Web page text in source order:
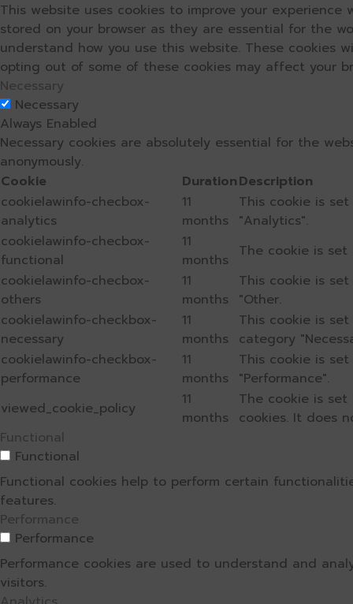
This website uses cookies to improve your
stored on your browser as they are essential for the
understand how you use this website. These cookies
opting out of some of these cookies may affect your
Necessary
Necessary
Always Enabled
Necessary cookies are absolutely essential for the
anonymously.
Cookie
DurationDescription
cookielawinfo-checbox-
analytics
11
months
This cookie is
"Analytics".
cookielawinfo-checbox-
functional
11
months
The cookie is
cookielawinfo-checbox-
others
11
months
This cookie is
"Other.
cookielawinfo-checkbox-
necessary
11
months
This cookie is
category
cookielawinfo-checkbox-
performance
11
months
This cookie is
"Performance".
viewed_cookie_policy
11
months
The cookie is
cookies. It does
Functional
Functional
Functional cookies help to perform certain
features.
Performance
Performance
Performance cookies are used to understand and
visitors.